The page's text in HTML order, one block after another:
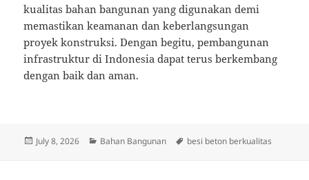
kualitas bahan bangunan yang digunakan demi
memastikan keamanan dan keberlangsungan
proyek konstruksi. Dengan begitu, pembangunan
infrastruktur di Indonesia dapat terus berkembang
dengan baik dan aman.
Posted
July 8, 2026 Categories
Bahan Bangunan Tags
besi beton berkualitas